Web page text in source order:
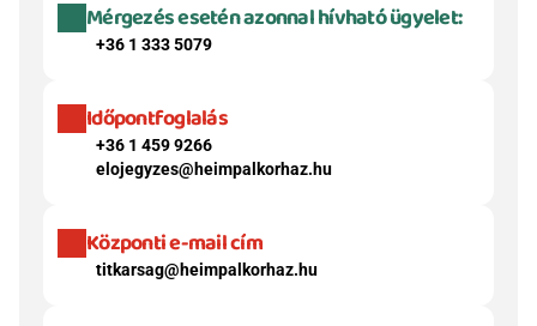
Mérgezés esetén azonnal hívható ügyelet:
+36 1 333 5079
Időpontfoglalás
+36 1 459 9266
elojegyzes@heimpalkorhaz.hu
Központi e-mail cím
titkarsag@heimpalkorhaz.hu